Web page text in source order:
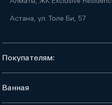
Астана, ул. Толе Би, 57
Покупателям:
Ванная